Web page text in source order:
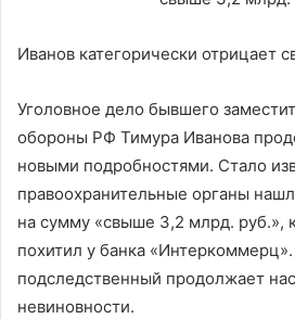
Иванов категорически отрицает
Уголовное дело бывшего
обороны РФ Тимура Иванова
новыми подробностями. Стало
правоохранительные органы
на сумму «свыше 3,2 млрд. руб.»,
похитил у банка
подследственный продолжает
невиновности.